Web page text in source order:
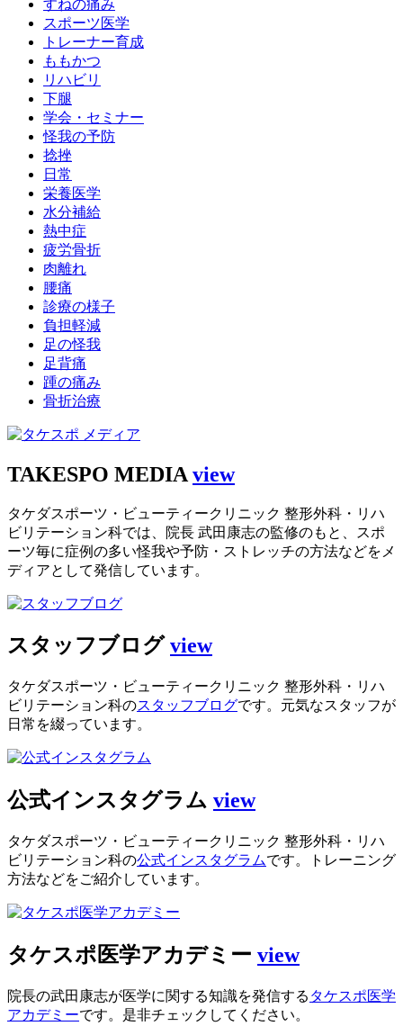
すねの痛み
スポーツ医学
トレーナー育成
ももかつ
リハビリ
下腿
学会・セミナー
怪我の予防
捻挫
日常
栄養医学
水分補給
熱中症
疲労骨折
肉離れ
腰痛
診療の様子
負担軽減
足の怪我
足背痛
踵の痛み
骨折治療
TAKESPO MEDIA view
タケダスポーツ・ビューティークリニック 整形外科・リハ
ビリテーション科では、院長 武田康志の監修のもと、スポ
ーツ毎に症例の多い怪我や予防・ストレッチの方法などをメ
ディアとして発信しています。
スタッフブログview
タケダスポーツ・ビューティークリニック 整形外科・リハ
ビリテーション科のスタッフブログです。元気なスタッフが
日常を綴っています。
公式インスタグラム view
タケダスポーツ・ビューティークリニック 整形外科・リハ
ビリテーション科の公式インスタグラムです。トレーニング
方法などをご紹介しています。
タケスポ医学アカデミー view
院長の武田康志が医学に関する知識を発信する タケスポ医学
アカデミーです。是非チェックしてください。